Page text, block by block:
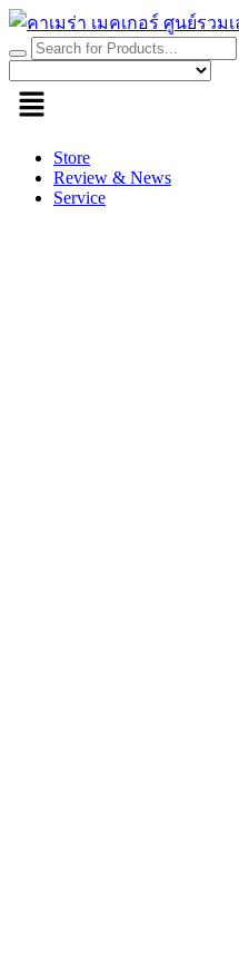
Skip
content
Store
Review & News
Service